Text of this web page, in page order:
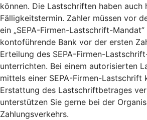
können. Die Lastschriften haben auch
Fälligkeitstermin. Zahler müssen vor
ein „SEPA-Firmen-Lastschrift-
kontoführende Bank vor der ersten
Erteilung des SEPA-Firmen-
unterrichten. Bei einem autorisierten
mittels einer SEPA-Firmen-Lastschrift
Erstattung des Lastschriftbetrages
unterstützen Sie gerne bei der
Zahlungsverkehrs.